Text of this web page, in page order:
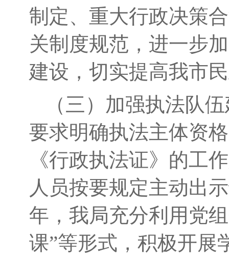
制定、重大行政决策
关制度规范，进一步
建设，切实提高我市
（三）加强执法队
要求明确执法主体资
《行政执法证》的工
人员按要规定主动出
年，我局充分利用党
课”等形式，积极开展